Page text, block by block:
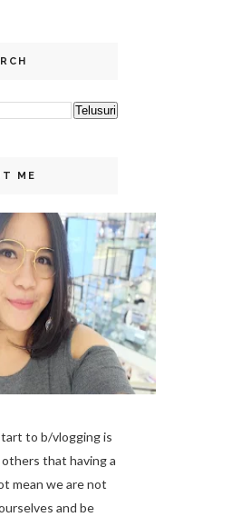
ME
to b/vlogging is
that having a
mean we are not
and be